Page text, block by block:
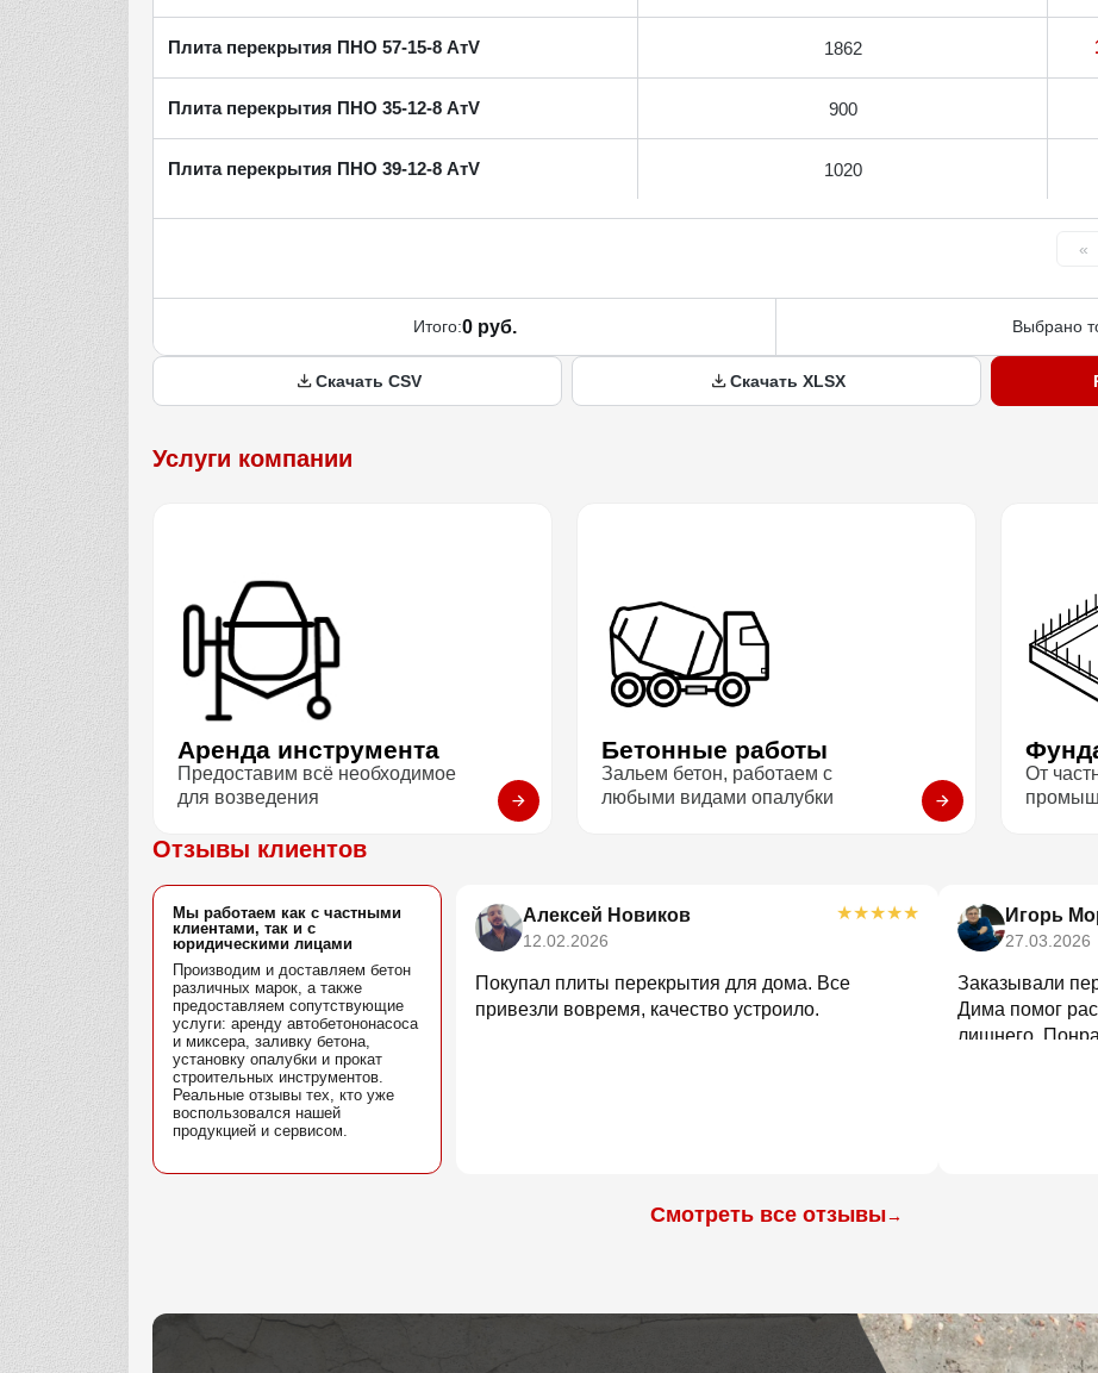
Плита перекрытия ПНО 57-15-8 АтV 1862
Плита перекрытия ПНО 35-12-8 АтV 900
Плита перекрытия ПНО 39-12-8 АтV 1020
«
Итого:0 руб. Выбрано
Скачать CSV Скачать XLSX
Услуги компании
Аренда инструмента
Предоставим всё необходимое
для возведения
Бетонные работы
Зальем бетон, работаем с
любыми видами опалубки
От
Отзывы клиентов
Мы работаем как с частными
клиентами, так и с
юридическими лицами
Производим и доставляем бетон
различных марок, а также
предоставляем сопутствующие
услуги: аренду автобетононасоса
и миксера, заливку бетона,
установку опалубки и прокат
строительных инструментов.
Реальные отзывы тех, кто уже
воспользовался нашей
продукцией и сервисом.
Алексей Новиков
12.02.2026
★★★★★
Покупал плиты перекрытия для дома. Все
привезли вовремя, качество устроило.
Игорь
27.03.2026
Заказывали
Дима помог
лишнего.
Смотреть все отзывы→